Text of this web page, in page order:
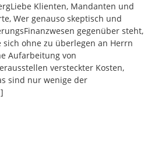
Klienten, Mandanten und
Wer genauso skeptisch und
gegenüber steht,
ohne zu überlegen an Herrn
Aufarbeitung von
versteckter Kosten,
sind nur wenige der
]